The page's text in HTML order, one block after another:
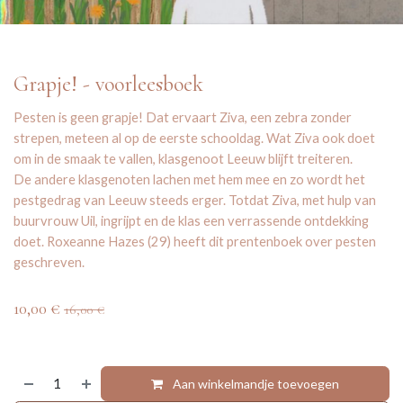
Grapje! - voorleesboek
Pesten is geen grapje! Dat ervaart Ziva, een zebra zonder
strepen, meteen al op de eerste schooldag. Wat Ziva ook doet
om in de smaak te vallen, klasgenoot Leeuw blijft treiteren.
De andere klasgenoten lachen met hem mee en zo wordt het
pestgedrag van Leeuw steeds erger. Totdat Ziva, met hulp van
buurvrouw Uil, ingrijpt en de klas een verrassende ontdekking
doet. Roxeanne Hazes (29) heeft dit prentenboek over pesten
geschreven.
10,00 € 16,00€
Aan winkelmandje toevoegen